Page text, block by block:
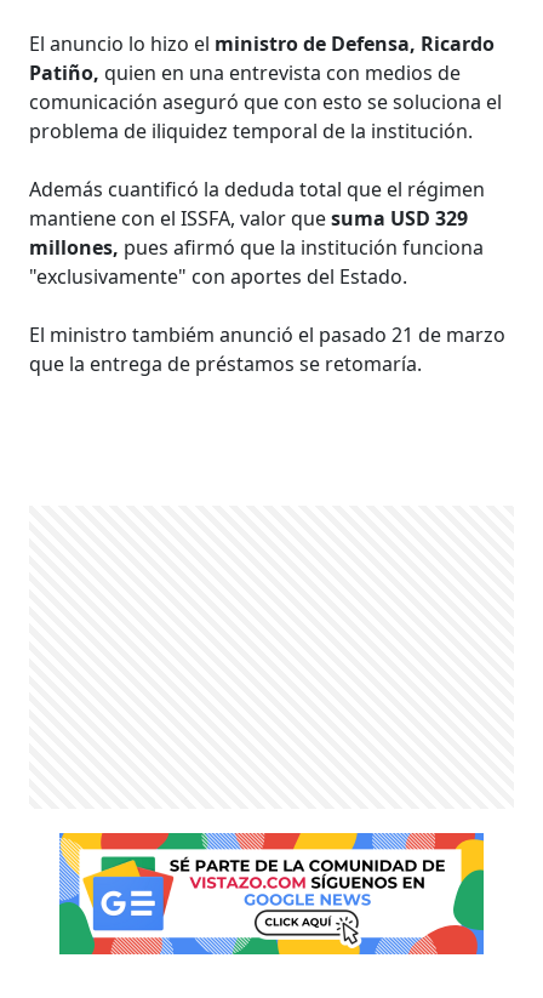
El anuncio lo hizo el ministro de Defensa, Ricardo
Patiño, quien en una entrevista con medios de
comunicación aseguró que con esto se soluciona el
problema de iliquidez temporal de la institución.
Además cuantificó la deduda total que el régimen
mantiene con el ISSFA, valor quesuma USD 329
millones, pues afirmó que la institución funciona
"exclusivamente" con aportes del Estado.
El ministro tambiém anunció el pasado 21 de marzo
que la entrega de préstamos se retomaría.